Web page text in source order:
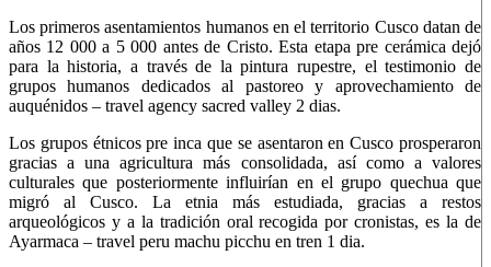
Los primeros asentamientos humanos en el territorio Cusco datan de
años 12 000 a 5 000 antes de Cristo. Esta etapa pre cerámica dejó
para la historia, a través de la pintura rupestre, el testimonio de
grupos humanos dedicados al pastoreo y aprovechamiento de
auquénidos – travel agency sacred valley 2 dias.
Los grupos étnicos pre inca que se asentaron en Cusco prosperaron
gracias a una agricultura más consolidada, así como a valores
culturales que posteriormente influirían en el grupo quechua que
migró al Cusco. La etnia más estudiada, gracias a restos
arqueológicos y a la tradición oral recogida por cronistas, es la de
Ayarmaca – travel peru machu picchu en tren 1 dia.